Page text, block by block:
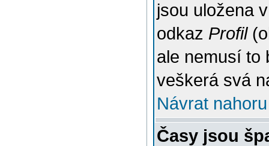
jsou uložena
odkaz Profil
ale nemusí to
veškerá svá
Návrat nahoru
Časy jsou